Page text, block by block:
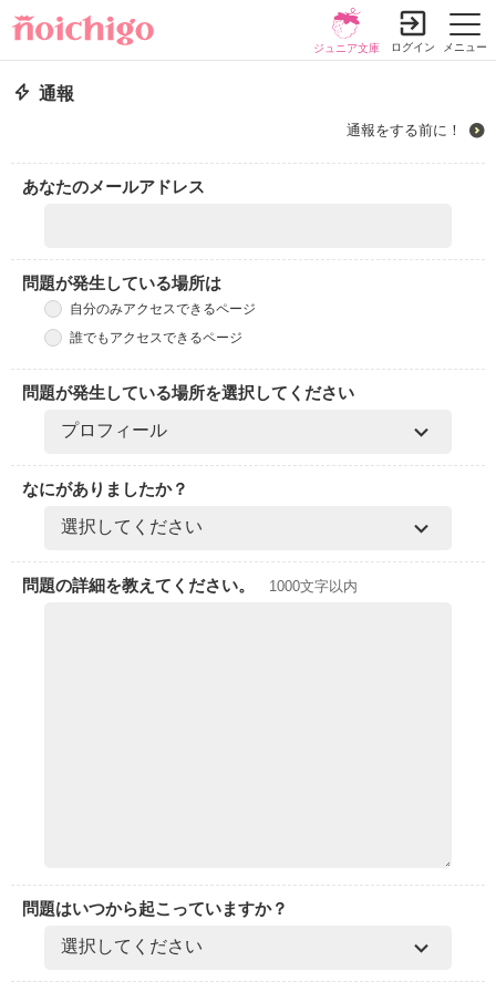
メニュー
ジュニア文庫 ログイン
通報
通報をする前に！
あなたのメールアドレス
問題が発生している場所は
自分のみアクセスできるページ
誰でもアクセスできるページ
問題が発生している場所を選択してください
なにがありましたか？
問題の詳細を教えてください。 1000文字以内
問題はいつから起こっていますか？